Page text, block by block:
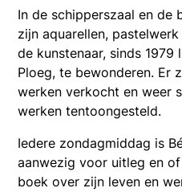
In de schipperszaal en de
zijn aquarellen,
de kunstenaar, sinds
Ploeg, te bewonderen. Er
werken verkocht en weer
werken tentoongesteld.
Iedere zondagmiddag is
aanwezig voor uitleg en
boek over zijn leven en